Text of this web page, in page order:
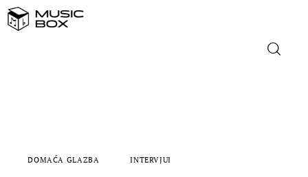
DOMAĆA GLAZBA INTERVJUI